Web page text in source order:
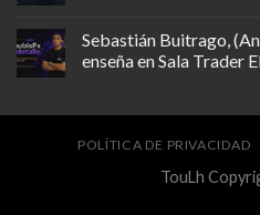
Sebastián Buitrago,
enseña en Sala Trader
POLÍTICA DE PRIVACIDAD
TouLh